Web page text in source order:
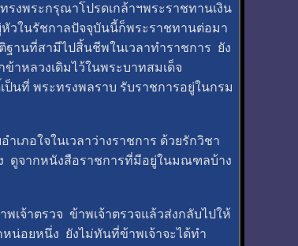
รงพระกรุณาโปรดเกล้าฯพระราชทานเงิน
หัวในรัชกาลปัจจุบันนี้ก็พระราชทานต่อมา
านที่สามีไปสิ้นชีพในเวลาทำราชการ ยัง
าหลวงเดิมไว้ในพระบาทสมเด็จ
นที่ พระทรงพลราบ รับราชการอยู่ในกรม
อใจในเวลาว่างราชการ ด้วยรักวิชา
ง ดูจากหนังสือราชการที่มีอยู่ในมณฑลบ้าง
จ้าตรวจ ข้าพเจ้าตรวจแล้วส่งกลับไปให้
น่อยหนึ่ง ยังไม่ทันที่ข้าพเจ้าจะได้ทำ